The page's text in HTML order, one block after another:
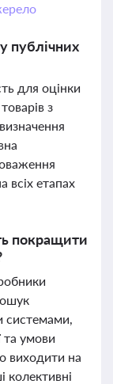
публічних
для оцінки
з
всіх етапах
покращити
системами,
та умови
виходити на
колективні